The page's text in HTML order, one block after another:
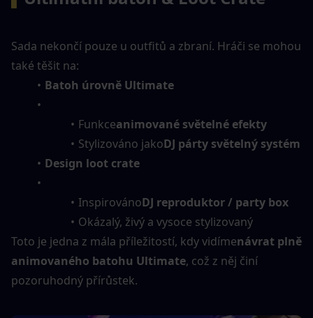
Sada nekončí pouze u outfitů a zbraní. Hráči se mohou
také těšit na:
Batoh úrovně Ultimate
Funkceanimované světelné efekty
Stylizováno jakoDJ párty světelný systém
Design loot crate
InspirovánoDJ reproduktor / party box
Okázalý, živý a vysoce stylizovaný
Toto je jedna z mála příležitostí, kdy vidímenávrat plně
animovaného batohu Ultimate, což z něj činí
pozoruhodný přírůstek.